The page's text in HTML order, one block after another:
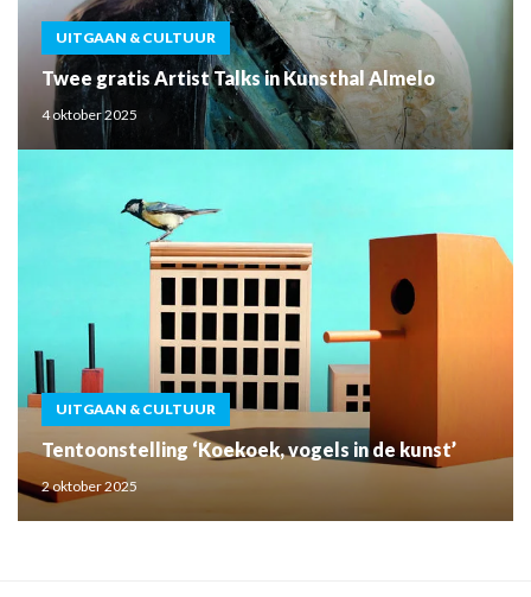
UITGAAN & CULTUUR
Twee gratis Artist Talks in Kunsthal Almelo
4 oktober 2025
UITGAAN & CULTUUR
Tentoonstelling ‘Koekoek, vogels in de kunst’
2 oktober 2025